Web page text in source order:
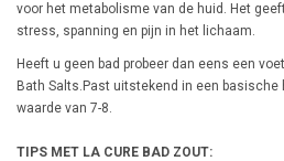
voor het metabolisme van de huid. Het
stress, spanning en pijn in het lichaam.
Heeft u geen bad probeer dan eens een
Bath Salts.Past uitstekend in een basische
waarde van 7-8.
TIPS MET LA CURE BAD ZOUT: